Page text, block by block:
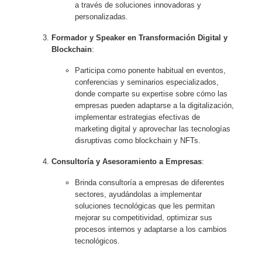
a través de soluciones innovadoras y
personalizadas.
Formador y Speaker en Transformación Digital y
Blockchain:
Participa como ponente habitual en eventos,
conferencias y seminarios especializados,
donde comparte su expertise sobre cómo las
empresas pueden adaptarse a la digitalización,
implementar estrategias efectivas de
marketing digital y aprovechar las tecnologías
disruptivas como blockchain y NFTs.
Consultoría y Asesoramiento a Empresas:
Brinda consultoría a empresas de diferentes
sectores, ayudándolas a implementar
soluciones tecnológicas que les permitan
mejorar su competitividad, optimizar sus
procesos internos y adaptarse a los cambios
tecnológicos.